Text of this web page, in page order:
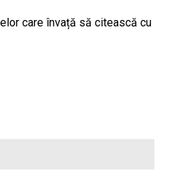
care învață să citească cu